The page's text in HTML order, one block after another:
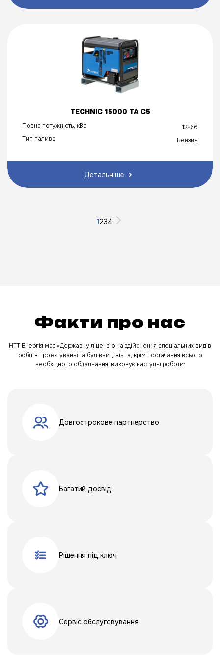
TECHNIC 15000 TA C5
Повна потужність, кВа
12-66
Тип палива
Бензин
Детальніше
1234
Факти про нас
НТТ Енергія має «Державну ліцензію на здійснення спеціальних видів
робіт в проектуванні та будівництві» та, крім постачання всього
необхідного обладнання, виконує наступні роботи:
Довгострокове партнерство
Багатий досвід
Рішення під ключ
Сервіс обслуговування